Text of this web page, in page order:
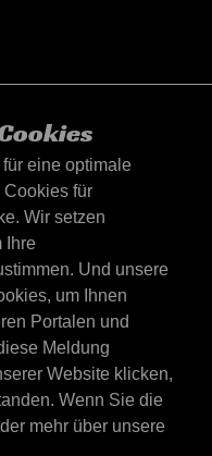
eine optimale
Cookies für
Wir setzen
Ihre
Und unsere
um Ihnen
Portalen und
Meldung
Website klicken,
Wenn Sie die
mehr über unsere